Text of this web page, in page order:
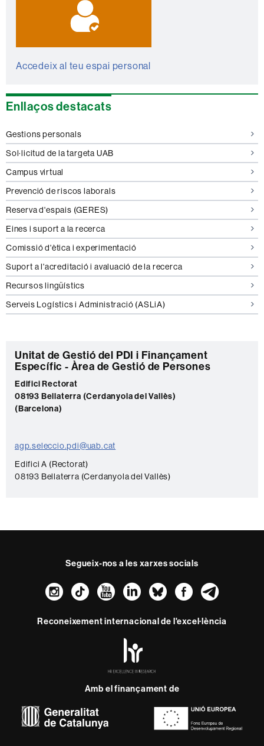
Accedeix al teu espai personal
Enllaços destacats
Gestions personals
Sol·licitud de la targeta UAB
Campus virtual
Prevenció de riscos laborals
Reserva d'espais (GERES)
Eines i suport a la recerca
Comissió d'ètica i experimentació
Suport a l'acreditació i avaluació de la recerca
Recursos lingüístics
Serveis Logístics i Administració (ASLiA)
C
o
n
t
c
t
e
Unitat de Gestió del PDI i Finançament
Específic - Àrea de Gestió de Persones
Edifici Rectorat
08193 Bellaterra (Cerdanyola del Vallès)
(Barcelona)
agp.seleccio.pdi@uab.cat
Edifici A (Rectorat)
08193 Bellaterra (Cerdanyola del Vallès)
Segueix-nos a les xarxes socials
Instagram
TikTokYouTube
LinkedIn
Bluesky
Reconeixement internacional de l'excel·lència
-
Amb el finançament de